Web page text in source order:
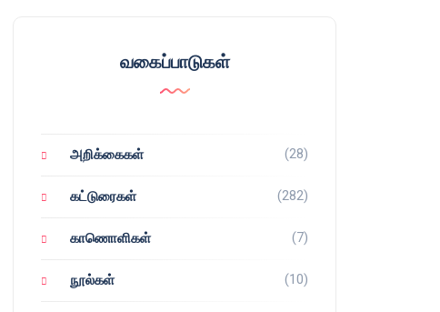
வகைப்பாடுகள்
அறிக்கைகள் (28)
கட்டுரைகள் (282)
காணொளிகள் (7)
நூல்கள் (10)